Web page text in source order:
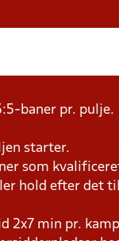
baner pr. pulje.
starter.
som
hold efter det
2x7 min pr.